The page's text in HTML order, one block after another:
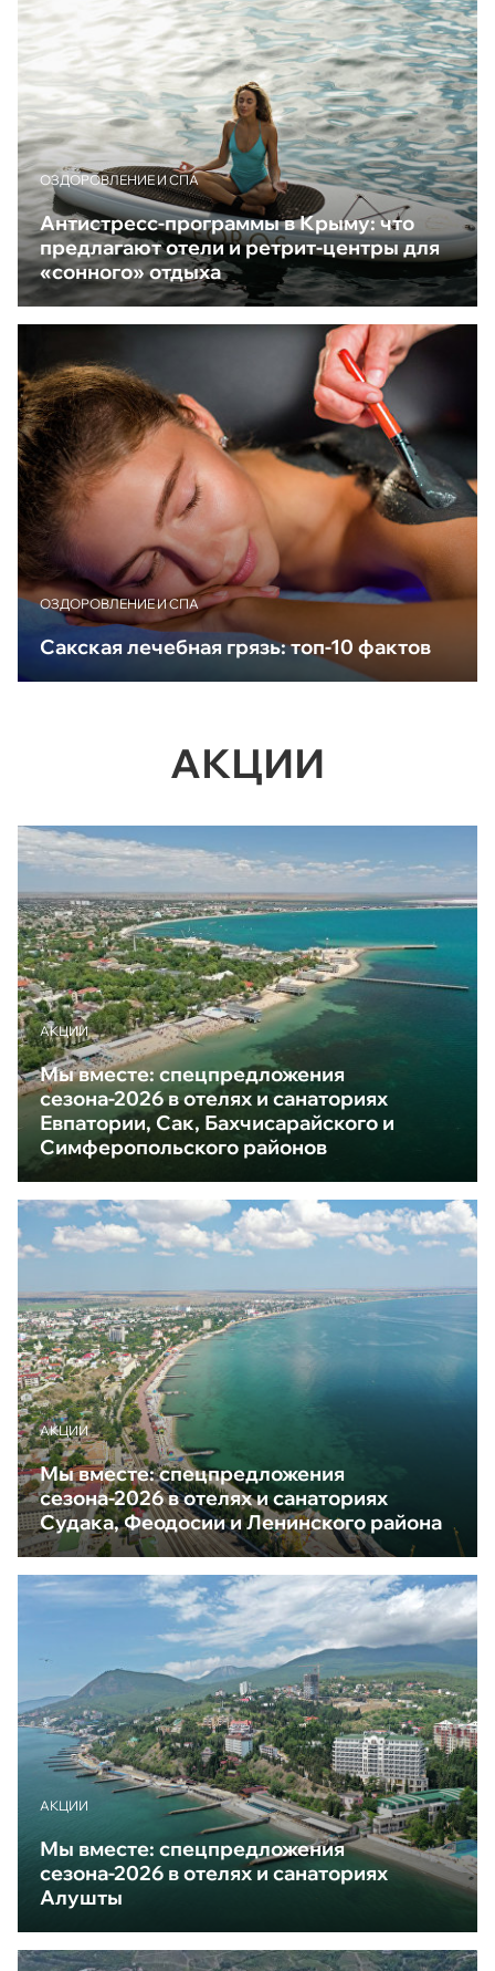
ОЗДОРОВЛЕНИЕ И СПА
Антистресс-программы в Крыму: что
предлагают отели и ретрит-центры для
«сонного» отдыха
ОЗДОРОВЛЕНИЕ И СПА
Сакская лечебная грязь: топ-10 фактов
АКЦИИ
АКЦИИ
Мы вместе: спецпредложения
сезона-2026 в отелях и санаториях
Евпатории, Сак, Бахчисарайского и
Симферопольского районов
АКЦИИ
Мы вместе: спецпредложения
сезона-2026 в отелях и санаториях
Судака, Феодосии и Ленинского района
АКЦИИ
Мы вместе: спецпредложения
сезона-2026 в отелях и санаториях
Алушты